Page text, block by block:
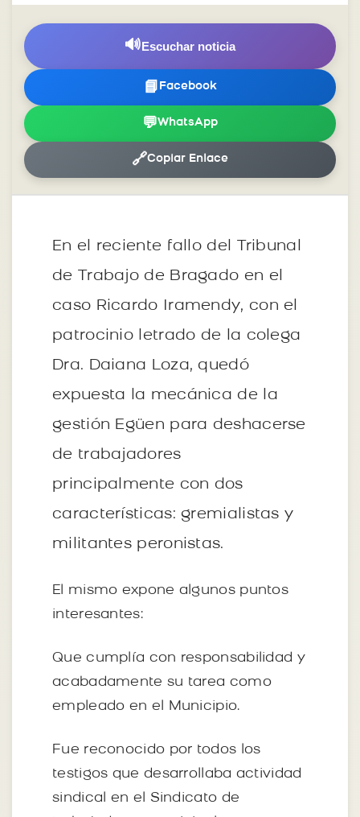
🔊Escuchar noticia
📘 Facebook
💬WhatsApp
🔗Copiar Enlace
En el reciente fallo del Tribunal
de Trabajo de Bragado en el
caso Ricardo Iramendy, con el
patrocinio letrado de la colega
Dra. Daiana Loza, quedó
expuesta la mecánica de la
gestión Egüen para deshacerse
de trabajadores
principalmente con dos
características: gremialistas y
militantes peronistas.
El mismo expone algunos puntos
interesantes:
Que cumplía con responsabilidad y
acabadamente su tarea como
empleado en el Municipio.
Fue reconocido por todos los
testigos que desarrollaba actividad
sindical en el Sindicato de